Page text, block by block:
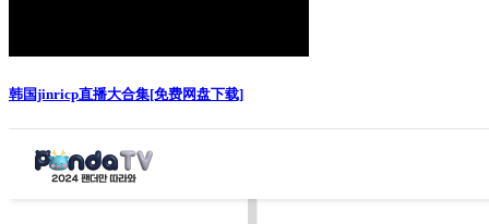
韩国jinricp直播大合集[免费网盘下载]